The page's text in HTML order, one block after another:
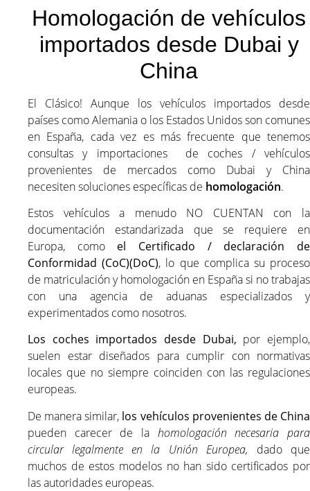
Homologación de vehículos
importados desde Dubai y
China
El Clásico! Aunque los vehículos importados desde
países como Alemania o los Estados Unidos son comunes
en España, cada vez es más frecuente que tenemos
consultas y importaciones de coches / vehículos
provenientes de mercados como Dubai y China
necesiten soluciones específicas de homologación.
Estos vehículos a menudo NO CUENTAN con la
documentación estandarizada que se requiere en
Europa, comoel Certificado / declaración de
Conformidad (CoC)(DoC), lo que complica su proceso
de matriculación y homologación en España si no trabajas
con una agencia de aduanas especializados y
experimentados como nosotros.
Los coches importados desde Dubai, por ejemplo,
suelen estar diseñados para cumplir con normativas
locales que no siempre coinciden con las regulaciones
europeas.
De manera similar, los vehículos provenientes de China
pueden carecer de la homologación necesaria para
circular legalmente en la Unión Europea, dado que
muchos de estos modelos no han sido certificados por
las autoridades europeas.